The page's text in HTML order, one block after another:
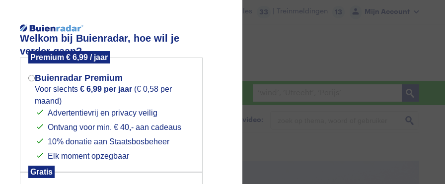
Welkom bij Buienradar, hoe wil je
verder gaan?
Premium € 6,99 / jaar
Buienradar Premium
Voor slechts € 6,99 per jaar (€ 0,58 per
maand)
Advertentievrij en privacy veilig
Ontvang voor min. € 40,- aan cadeaus
10% donatie aan Staatsbosbeheer
Elk moment opzegbaar
Gratis
Mijn Account
Files 33 | Treinmeldingen 13
Foto en video Weerzine
Zoeken in foto & video:
Mogen we je locatie gebruiken voor
het weer?
Indien je hier nog geen akkoord op hebt
gegeven, verschijnt er zo een pop-up uit